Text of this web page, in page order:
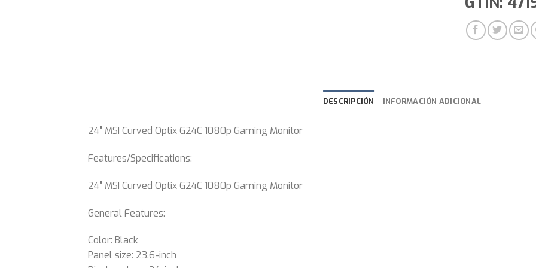
DESCRIPCIÓN INFORMACIÓN ADICIONAL
24″ MSI Curved Optix G24C 1080p Gaming Monitor
Features/Specifications:
24″ MSI Curved Optix G24C 1080p Gaming Monitor
General Features:
Color: Black
Panel size: 23.6-inch